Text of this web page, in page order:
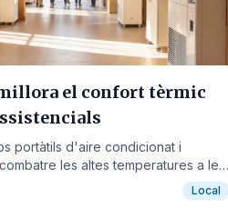
el confort tèrmic
portàtils d'aire condicionat i
les altes temperatures a les
Local